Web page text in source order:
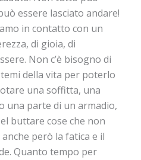
essere lasciato andare!
in contatto con un
di gioia, di
Non c’è bisogno di
della vita per poterlo
una soffitta, una
una parte di un armadio,
buttare cose che non
però la fatica e il
Quanto tempo per